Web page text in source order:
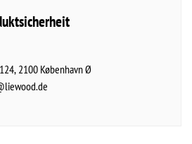
124 2100 København Ø